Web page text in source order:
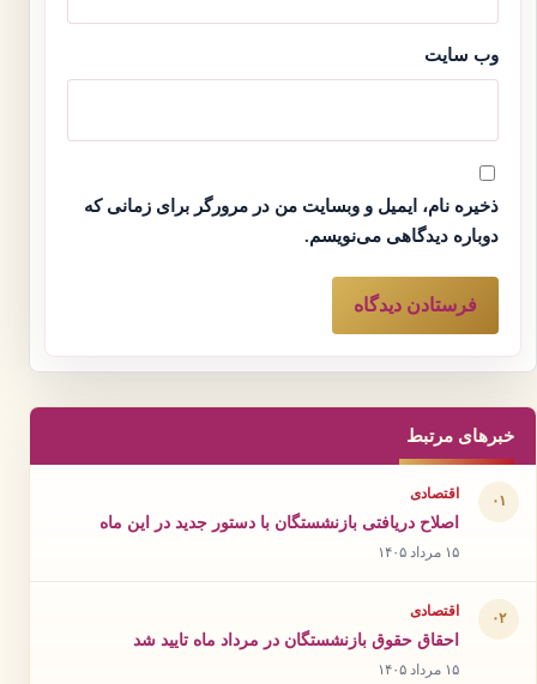
وب‌ سایت
ذخیره نام، ایمیل و وبسایت من در مرورگر برای زمانی که
دوباره دیدگاهی می‌نویسم.
خبرهای مرتبط
۰۱ اقتصادی
اصلاح دریافتی بازنشستگان با دستور جدید در این ماه
۱۵ مرداد ۱۴۰۵
۰۲ اقتصادی
احقاق حقوق بازنشستگان در مرداد ماه تایید شد
۱۵ مرداد ۱۴۰۵